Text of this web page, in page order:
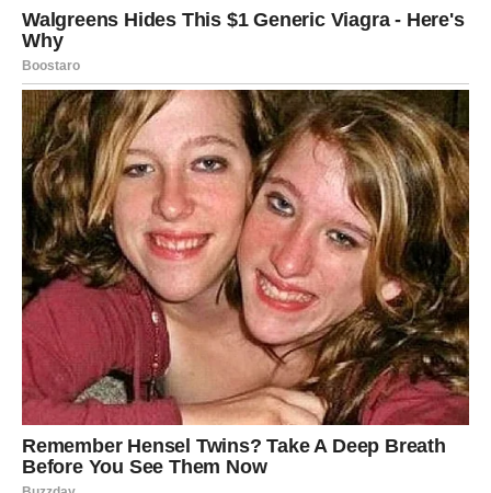
iznenađenja.
BLIZANCI
Blizanci su dugo pokušavali djelovati veselo i pozitivno
čak i onda kada im nije bilo lako. Mnogi nisu ni
primjećivali koliko su zapravo umorni od svega što su